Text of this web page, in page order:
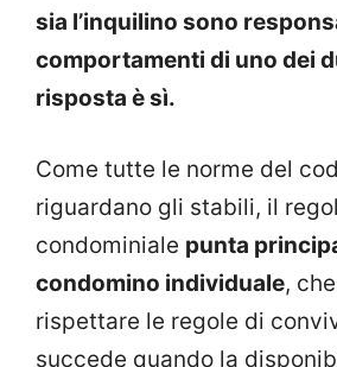
sia l’inquilino sono
comportamenti di uno dei
risposta è sì.
Come tutte le norme del
riguardano gli stabili, il
condominiale punta
condomino individuale,
rispettare le regole di
succede quando la